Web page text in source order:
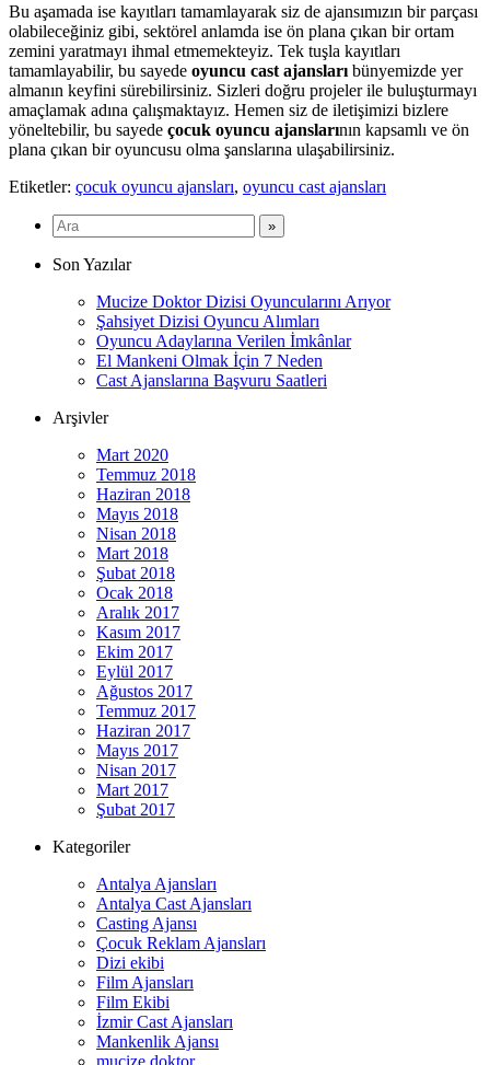
Bu aşamada ise kayıtları tamamlayarak siz de ajansımızın bir parçası
olabileceğiniz gibi, sektörel anlamda ise ön plana çıkan bir ortam
zemini yaratmayı ihmal etmemekteyiz. Tek tuşla kayıtları
tamamlayabilir, bu sayede oyuncu cast ajansları bünyemizde yer
almanın keyfini sürebilirsiniz. Sizleri doğru projeler ile buluşturmayı
amaçlamak adına çalışmaktayız. Hemen siz de iletişimizi bizlere
yöneltebilir, bu sayede çocuk oyuncu ajanslarının kapsamlı ve ön
plana çıkan bir oyuncusu olma şanslarına ulaşabilirsiniz.
Etiketler: çocuk oyuncu ajansları, oyuncu cast ajansları
Son Yazılar
Mucize Doktor Dizisi Oyuncularını Arıyor
Şahsiyet Dizisi Oyuncu Alımları
Oyuncu Adaylarına Verilen İmkânlar
El Mankeni Olmak İçin 7 Neden
Cast Ajanslarına Başvuru Saatleri
Arşivler
Mart 2020
Temmuz 2018
Haziran 2018
Mayıs 2018
Nisan 2018
Mart 2018
Şubat 2018
Ocak 2018
Aralık 2017
Kasım 2017
Ekim 2017
Eylül 2017
Ağustos 2017
Temmuz 2017
Haziran 2017
Mayıs 2017
Nisan 2017
Mart 2017
Şubat 2017
Kategoriler
Antalya Ajansları
Antalya Cast Ajansları
Casting Ajansı
Çocuk Reklam Ajansları
Dizi ekibi
Film Ajansları
Film Ekibi
İzmir Cast Ajansları
Mankenlik Ajansı
mucize doktor